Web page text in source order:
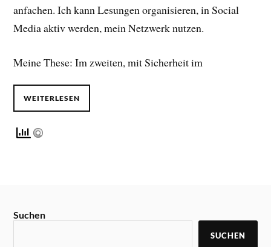
anfachen. Ich kann Lesungen organisieren, in Social
Media aktiv werden, mein Netzwerk nutzen.
Meine These: Im zweiten, mit Sicherheit im
WEITERLESEN
Suchen
SUCHEN